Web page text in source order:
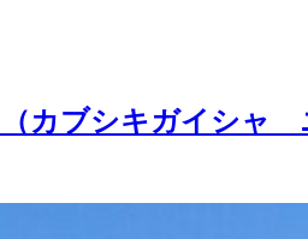
カブシキガイシャ